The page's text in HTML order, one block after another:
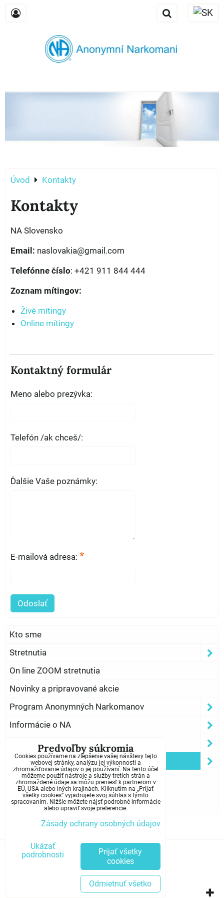
Úvod Kontakty
Kontakty
NA Slovensko
Email: naslovakia@gmail.com
Telefónne číslo: +421 911 844 444
Zoznam mítingov:
Živé mítingy
Online mítingy
Kontaktný formulár
Meno alebo prezývka:
Telefón /ak chceš/:
Ďalšie Vaše poznámky:
E-mailová adresa: *
Odoslať
Kto sme
Stretnutia
On line ZOOM stretnutia
Novinky a pripravované akcie
Program Anonymných Narkomanov
Informácie o NA
Som závislý?
Kontakty
Iné spoločenstvá
Meetings Test
Predvoľby súkromia
Zásady ochrany osobných údajov
Vytvorené pomocou:BiznisWeb.sk
Predvoľby súkromia
Cookies používame na zlepšenie vašej návštevy tejto
webovej stránky, analýzu jej výkonnosti a
zhromažďovanie údajov o jej používaní. Na tento účel
môžeme použiť nástroje a služby tretích strán a
zhromaždené údaje sa môžu preniesť k partnerom v
EÚ, USA alebo iných krajinách. Kliknutím na „Prijať
všetky cookies“ vyjadrujete svoj súhlas s týmto
spracovaním. Nižšie môžete nájsť podrobné informácie
alebo upraviť svoje preferencie.
Zásady ochrany osobných údajov
Ukázať
podrobnosti
Prijať všetky
cookies
Odmietnuť všetko